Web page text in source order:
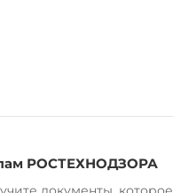
РОСТЕХНОДЗОРА